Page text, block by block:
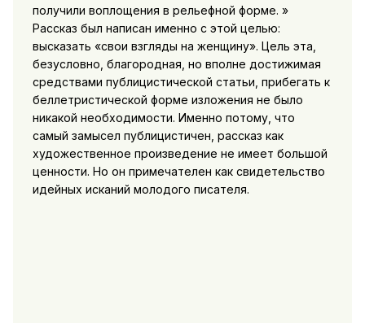
получили воплощения в рельефной форме. »
Рассказ был написан именно с этой целью:
высказать «свои взгляды на женщину». Цель эта,
безусловно, благородная, но вполне достижимая
средствами публицистической статьи, прибегать к
беллетристической форме изложения не было
никакой необходимости. Именно потому, что
самый замысел публицистичен, рассказ как
художественное произведение не имеет большой
ценности. Но он примечателен как свидетельство
идейных исканий молодого писателя.